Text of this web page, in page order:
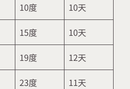
10度 10天
15度 10天
19度 12天
23度 11天